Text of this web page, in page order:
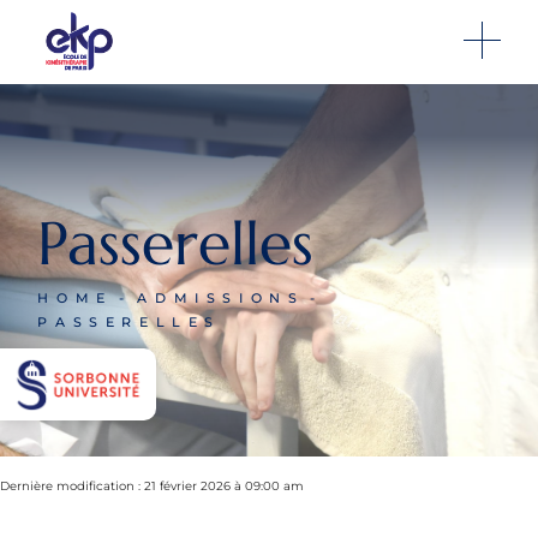
Passerelles
HOME
ADMISSIONS
PASSERELLES
Dernière modification : 21 février 2026 à 09:00 am